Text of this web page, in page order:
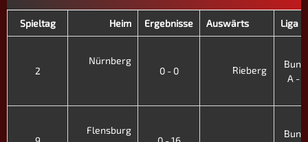
Spieltag Heim Ergebnisse Auswärts Liga -
2
Nürnberg
0 - 0
Rieberg
A -
Flensburg